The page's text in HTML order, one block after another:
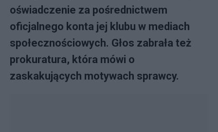
oświadczenie za pośrednictwem
oficjalnego konta jej klubu w mediach
społecznościowych. Głos zabrała też
prokuratura, która mówi o
zaskakujących motywach sprawcy.